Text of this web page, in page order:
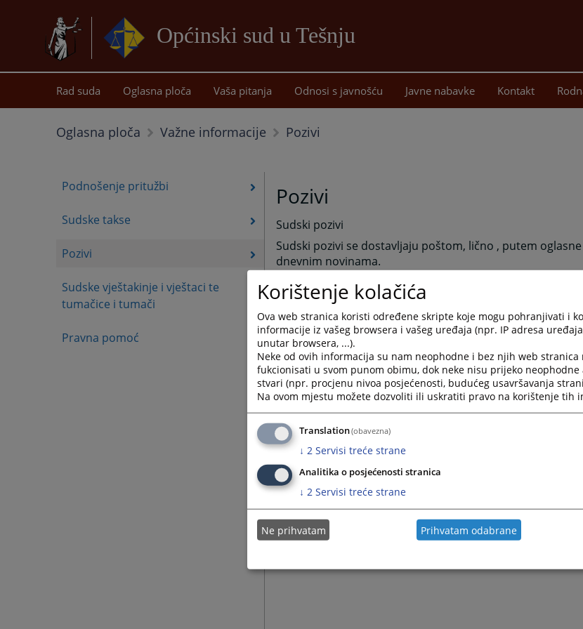
Općinski sud u Tešnju
sadržaj
Rad suda Oglasna ploča Vaša pitanja Odnosi s javnošću Javne nabavke Kontakt
Oglasna ploča Važne informacije Pozivi
Podnošenje pritužbi
Sudske takse
Pozivi
Sudske vještakinje i vještaci te
tumačice i tumači
Pravna pomoć
Pozivi
Sudski pozivi
Sudski pozivi se dostavljaju poštom, lično , putem
dnevnim novinama.
Korištenje kolačića
Ova web stranica koristi određene skripte koje mogu pohranjivati i
informacije iz vašeg browsera i vašeg uređaja (npr. IP adresa
unutar browsera, ...).
Neke od ovih informacija su nam neophodne i bez njih web stranica
fukcionisati u svom punom obimu, dok neke nisu prijeko neophodne
stvari (npr. procjenu nivoa posjećenosti, budućeg usavršavanja
Na ovom mjestu možete dozvoliti ili uskratiti pravo na korištenje tih
Translation(obavezna)
↓ 2 Servisi treće strane
Analitika o posjećenosti stranica
↓ 2 Servisi treće strane
Ne prihvatam Prihvatam odabrane